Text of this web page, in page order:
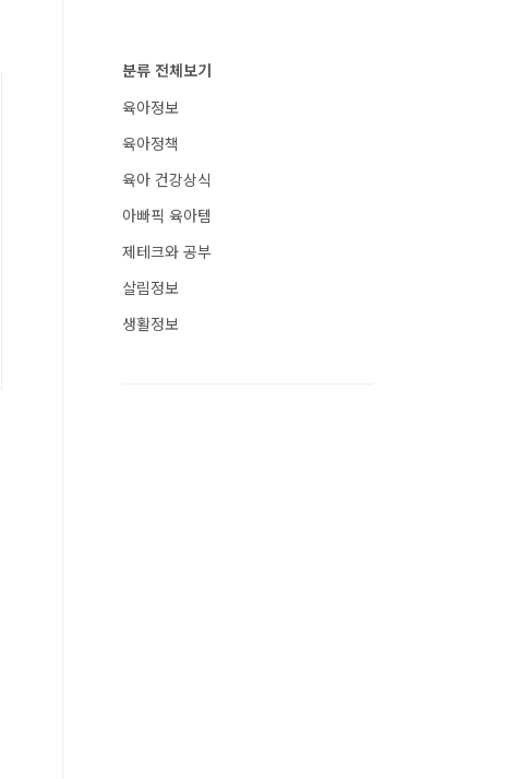
분류 전체보기
육아정보
육아정책
육아 건강상식
아빠픽 육아템
제테크와 공부
살림정보
생활정보